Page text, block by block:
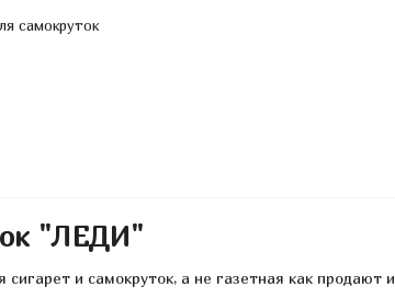
самокруток
"ЛЕДИ"
и самокруток, а не газетная как продают и